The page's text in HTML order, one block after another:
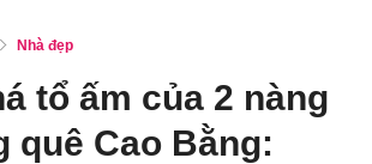
Nhà đẹp
tổ ấm của 2 nàng
quê Cao Bằng: